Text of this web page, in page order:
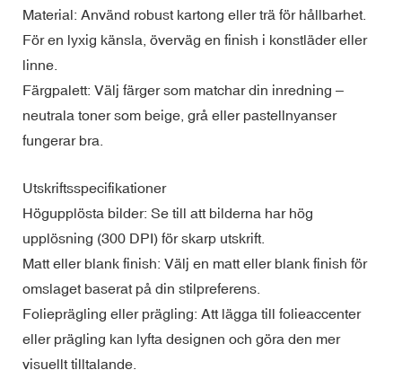
Material: Använd robust kartong eller trä för hållbarhet.
För en lyxig känsla, överväg en finish i konstläder eller
linne.
Färgpalett: Välj färger som matchar din inredning –
neutrala toner som beige, grå eller pastellnyanser
fungerar bra.
Utskriftsspecifikationer
Högupplösta bilder: Se till att bilderna har hög
upplösning (300 DPI) för skarp utskrift.
Matt eller blank finish: Välj en matt eller blank finish för
omslaget baserat på din stilpreferens.
Folieprägling eller prägling: Att lägga till folieaccenter
eller prägling kan lyfta designen och göra den mer
visuellt tilltalande.